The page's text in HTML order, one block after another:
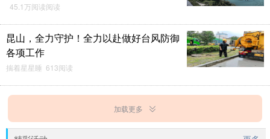
45.1万阅读阅读
昆山，全力守护！全力以赴做好台风防御
各项工作
揣着星星睡 613阅读
加载更多